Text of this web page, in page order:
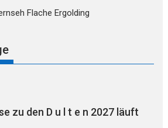
zu den D u l t e n 2027 läuft